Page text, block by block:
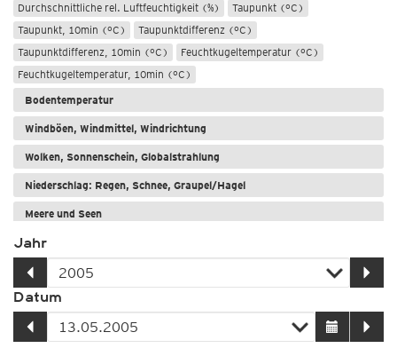
Durchschnittliche rel. Luftfeuchtigkeit (%)
Taupunkt (°C)
Taupunkt, 10min (°C)
Taupunktdifferenz (°C)
Taupunktdifferenz, 10min (°C)
Feuchtkugeltemperatur (°C)
Feuchtkugeltemperatur, 10min (°C)
Bodentemperatur
Windböen, Windmittel, Windrichtung
Wolken, Sonnenschein, Globalstrahlung
Niederschlag: Regen, Schnee, Graupel/Hagel
Meere und Seen
Jahr
Datum